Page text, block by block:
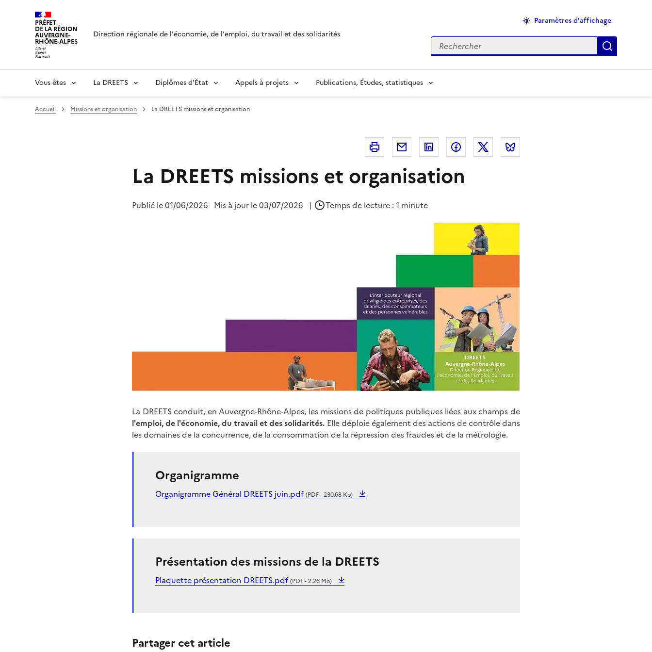
PRÉFET
DE LA RÉGION
AUVERGNE-
RHÔNE-ALPES
Direction régionale de l'économie, de l'emploi, du travail et des solidarités
Paramètres d'affichage
Rechercher
Vous êtes La DREETS Diplômes d'État Appels à projets Publications, Études, statistiques
Accueil Missions et organisation La DREETS missions et organisation
Imprimer Courriel Linkedin FacebookTwitter
La DREETS missions et organisation
Publié le01/06/2026 Mis à jour le 03/07/2026 | Temps de lecture : 1 minute
La DREETS conduit, en Auvergne-Rhône-Alpes, les missions de politiques publiques liées aux champs de
l'emploi, de l'économie, du travail et des solidarités. Elle déploie également des actions de contrôle dans
les domaines de la concurrence, de la consommation de la répression des fraudes et de la métrologie.
Organigramme
Organigramme Général DREETS juin.pdf(PDF - 230.68 Ko)
Présentation des missions de la DREETS
Plaquette présentation DREETS.pdf(PDF - 2.26 Mo)
Partager cet article